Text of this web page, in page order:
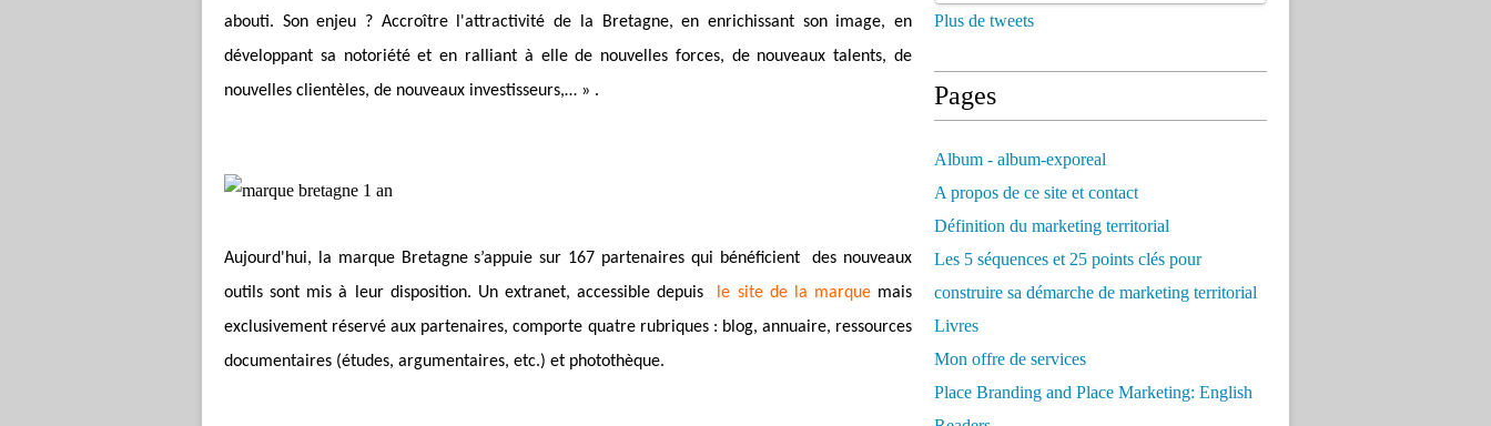
abouti. Son enjeu ? Accroître l'attractivité de la Bretagne, en enrichissant son image, en
développant sa notoriété et en ralliant à elle de nouvelles forces, de nouveaux talents, de
nouvelles clientèles, de nouveaux investisseurs,… » .
Aujourd'hui, la marque Bretagne s’appuie sur 167 partenaires qui bénéficient des nouveaux
outils sont mis à leur disposition. Un extranet, accessible depuis
le site de la marque mais
exclusivement réservé aux partenaires, comporte quatre rubriques : blog, annuaire, ressources
documentaires (études, argumentaires, etc.) et photothèque.
Plus de tweets
Pages
Album - album-exporeal
A propos de ce site et contact
Définition du marketing territorial
Les 5 séquences et 25 points clés pour
construire sa démarche de marketing territorial
Livres
Mon offre de services
Place Branding and Place Marketing: English